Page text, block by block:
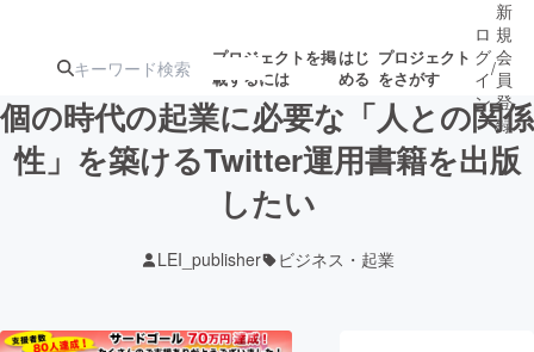
プロジェクトを掲
載するには
はじ
める
プロジェクト
をさがす
注目の新着プロ募集終了が近いプ
ロ
グ
イ
ン
/
新
規
会
員
登
録
個の時代の起業に必要な「人との関係
性」を築けるTwitter運用書籍を出版
したい
LEI_publisher ビジネス・起業